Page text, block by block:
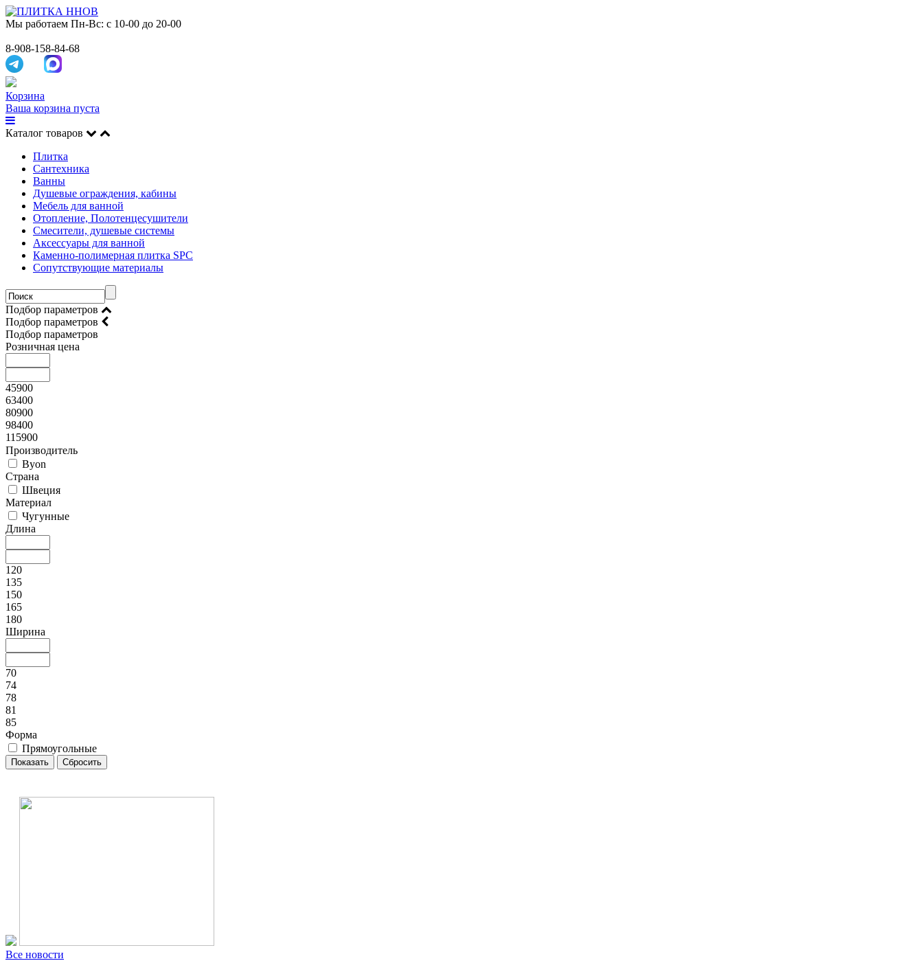
Мы работаем Пн-Вс: с 10-00 до 20-00
8-908-158-84-68
Корзина
Ваша корзина пуста
Каталог товаров
Плитка
Сантехника
Ванны
Душевые ограждения, кабины
Мебель для ванной
Отопление, Полотенцесушители
Смесители, душевые системы
Аксессуары для ванной
Каменно-полимерная плитка SPC
Сопутствующие материалы
Подбор параметров
Подбор параметров
Подбор параметров
Розничная цена
45900
63400
80900
98400
115900
Производитель
Byon
Страна
Швеция
Материал
Чугунные
Длина
120
135
150
165
180
Ширина
70
74
78
81
85
Форма
Прямоугольные
Все новости